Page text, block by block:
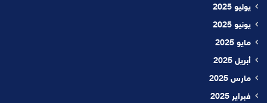
يوليو 2025
يونيو 2025
مايو 2025
أبريل 2025
مارس 2025
فبراير 2025